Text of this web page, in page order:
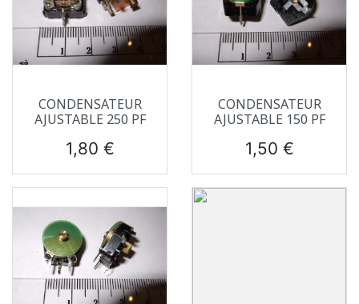
CONDENSATEUR
AJUSTABLE 250 PF
Prix
1,80 €
CONDENSATEUR
AJUSTABLE 150 PF
Prix
1,50 €